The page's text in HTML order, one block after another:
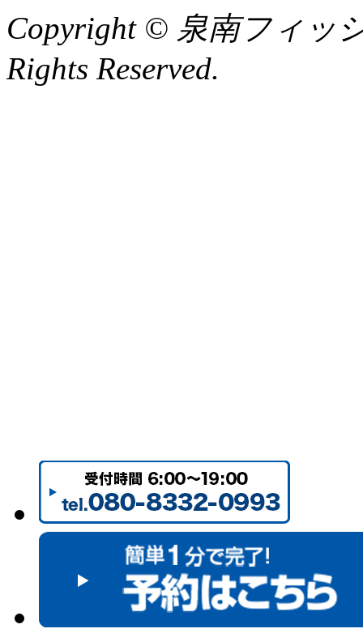
Copyright © 泉南フィッ
Rights Reserved.